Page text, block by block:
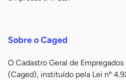
Sobre o Caged
O Cadastro Geral de
(Caged), instituído pela Lei nº